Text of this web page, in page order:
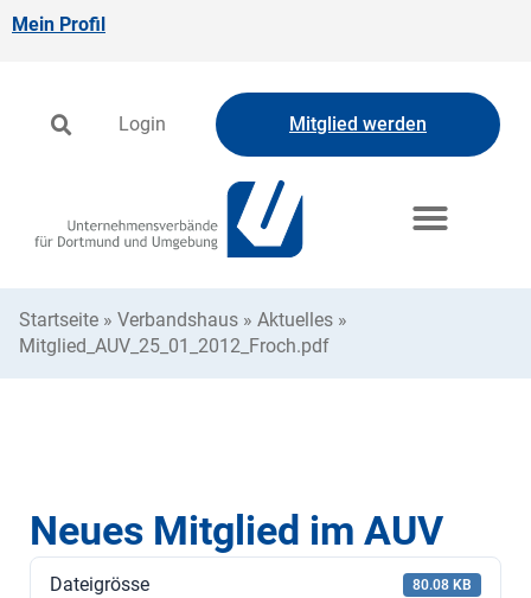
Mein Profil
Login Mitglied werden
Startseite » Verbandshaus » Aktuelles »
Mitglied_AUV_25_01_2012_Froch.pdf
Neues Mitglied im AUV
Dateigrösse 80.08 KB